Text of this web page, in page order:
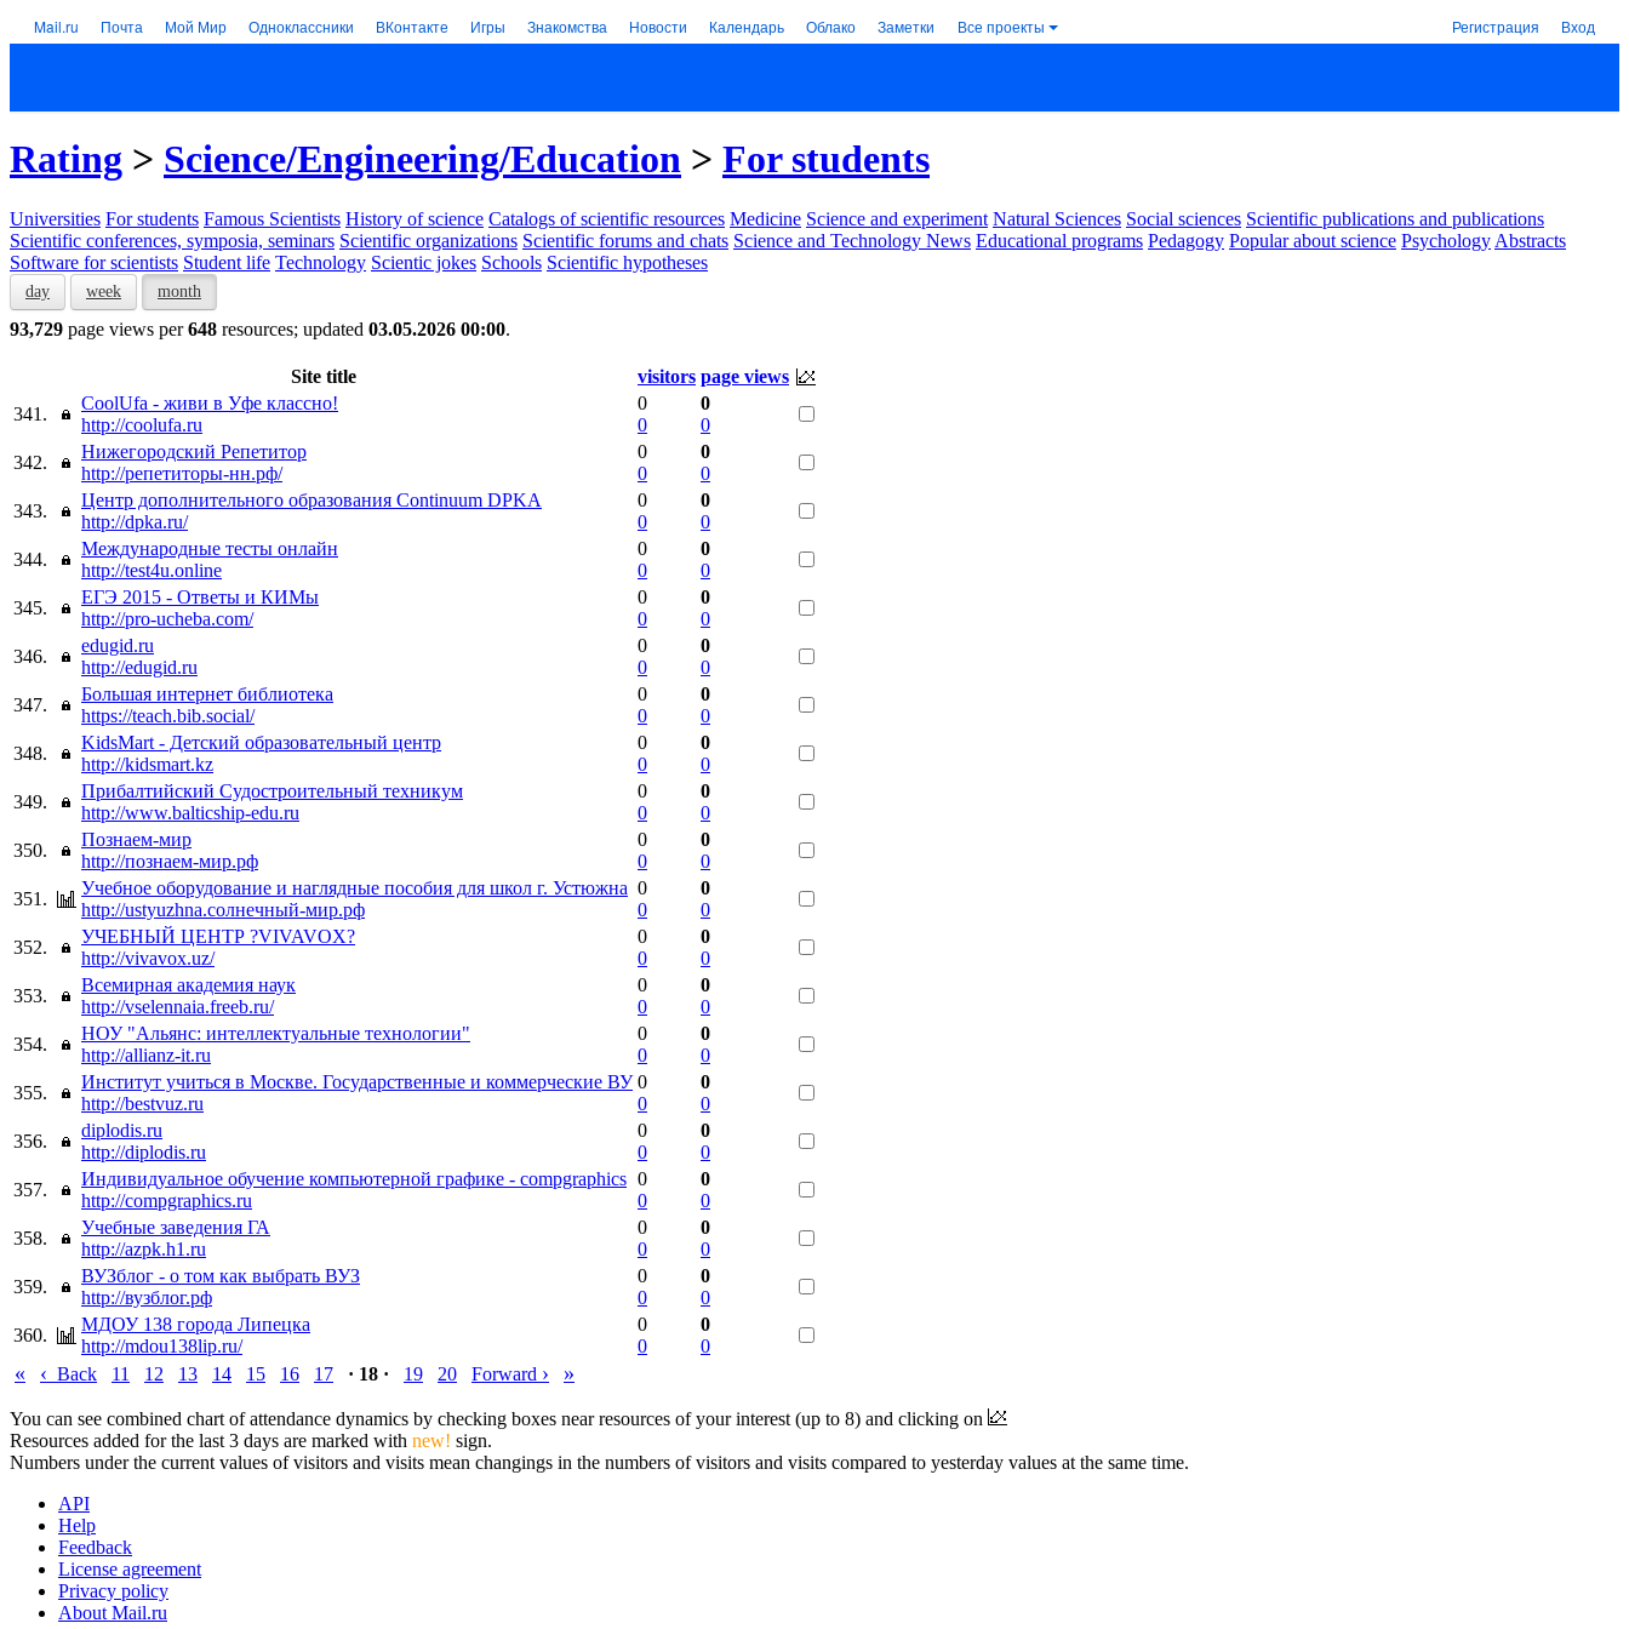
Mail.ru Почта Мой Мир Одноклассники ВКонтакте Игры Знакомства Новости Календарь Облако Заметки Все проекты Регистрация Вход
Rating > Science/Engineering/Education > For students
Universities For students Famous Scientists History of science Catalogs of scientific resources Medicine Science and experiment Natural Sciences Social sciences Scientific publications and publications
Scientific conferences, symposia, seminars Scientific organizations Scientific forums and chats Science and Technology News Educational programs Pedagogy Popular about science Psychology Abstracts
Software for scientists Student life Technology Scientic jokes Schools Scientific hypotheses
day week month
93,729 page views per648 resources; updated 03.05.2026 00:00.
Site title visitors page views
341.
CoolUfa - живи в Уфе классно!
http://coolufa.ru
0
0
0
0
342.
Нижегородский Репетитор
http://репетиторы-нн.рф/
0
0
0
0
343.
Центр дополнительного образования Continuum DPKA
http://dpka.ru/
0
0
0
0
344.
Международные тесты онлайн
http://test4u.online
0
0
0
0
345.
ЕГЭ 2015 - Ответы и КИМы
http://pro-ucheba.com/
0
0
0
0
346.
edugid.ru
http://edugid.ru
0
0
0
0
347.
Большая интернет библиотека
https://teach.bib.social/
0
0
0
0
348.
KidsMart - Детский образовательный центр
http://kidsmart.kz
0
0
0
0
349.
Прибалтийский Судостроительный техникум
http://www.balticship-edu.ru
0
0
0
0
350.
Познаем-мир
http://познаем-мир.рф
0
0
0
0
351.
Учебное оборудование и наглядные пособия для школ г. Устюжна
http://ustyuzhna.солнечный-мир.рф
0
0
0
0
352.
УЧЕБНЫЙ ЦЕНТР ?VIVAVOX?
http://vivavox.uz/
0
0
0
0
353.
Всемирная академия наук
http://vselennaia.freeb.ru/
0
0
0
0
354.
НОУ "Альянс: интеллектуальные технологии"
http://allianz-it.ru
0
0
0
0
355.
Институт учиться в Москве. Государственные и коммерческие ВУ
http://bestvuz.ru
0
0
0
0
356.
diplodis.ru
http://diplodis.ru
0
0
0
0
357.
Индивидуальное обучение компьютерной графике - compgraphics
http://compgraphics.ru
0
0
0
0
358.
Учебные заведения ГА
http://azpk.h1.ru
0
0
0
0
359.
ВУЗблог - о том как выбрать ВУЗ
http://вузблог.рф
0
0
0
0
360.
МДОУ 138 города Липецка
http://mdou138lip.ru/
0
0
0
0
« ‹ Back 11 12 13 14 15 16 17 · 18 · 19 20 Forward › »
You can see combined chart of attendance dynamics by checking boxes near resources of your interest (up to 8) and clicking on
Resources added for the last 3 days are marked with new! sign.
Numbers under the current values of visitors and visits mean changings in the numbers of visitors and visits compared to yesterday values at the same time.
API
Help
Feedback
License agreement
Privacy policy
About Mail.ru